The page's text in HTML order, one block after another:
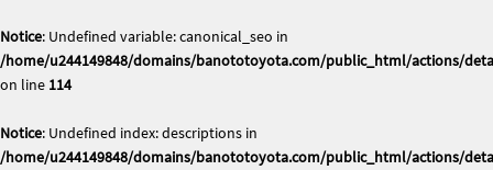
Notice: Undefined variable: canonical_seo in
/home/u244149848/domains/banototoyota.com/public_html/actions/
on line 114
Notice: Undefined index: descriptions in
/home/u244149848/domains/banototoyota.com/public_html/actions/